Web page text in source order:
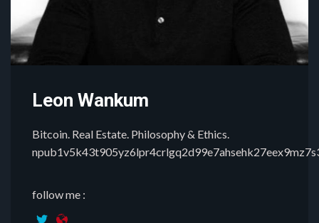
Leon Wankum
Bitcoin. Real Estate. Philosophy & Ethics.
follow me :